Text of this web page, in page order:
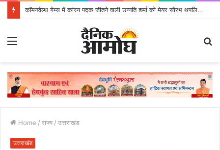
कॉमनवेल्थ गेम्स में कांस्य पदक जीतने वाली उन्नति शर्मा को मेयर सौरभ थपलियाल ने किया सम्मानित
Home / राज्य / उत्तराखंड
उत्तराखंड